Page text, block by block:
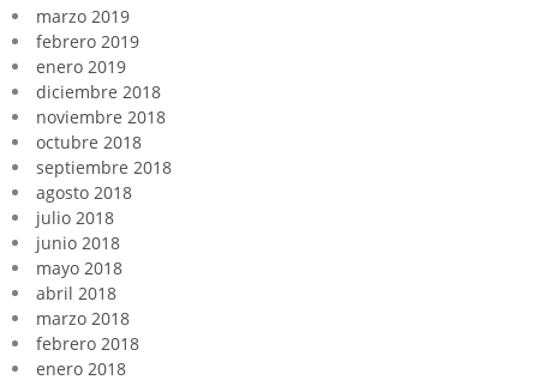
marzo 2019
febrero 2019
enero 2019
diciembre 2018
noviembre 2018
octubre 2018
septiembre 2018
agosto 2018
julio 2018
junio 2018
mayo 2018
abril 2018
marzo 2018
febrero 2018
enero 2018